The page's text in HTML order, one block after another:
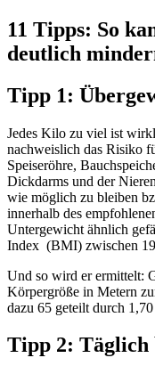
11 Tipps: So
deutlich
Tipp 1:
Jedes Kilo zu viel ist
nachweislich das Risiko
Speiseröhre,
Dickdarms und der
wie möglich zu bleiben
innerhalb des
Untergewicht ähnlich
Index (BMI) zwischen
Und so wird er ermittelt:
Körpergröße in Metern
dazu 65 geteilt durch
Tipp 2: Täglich